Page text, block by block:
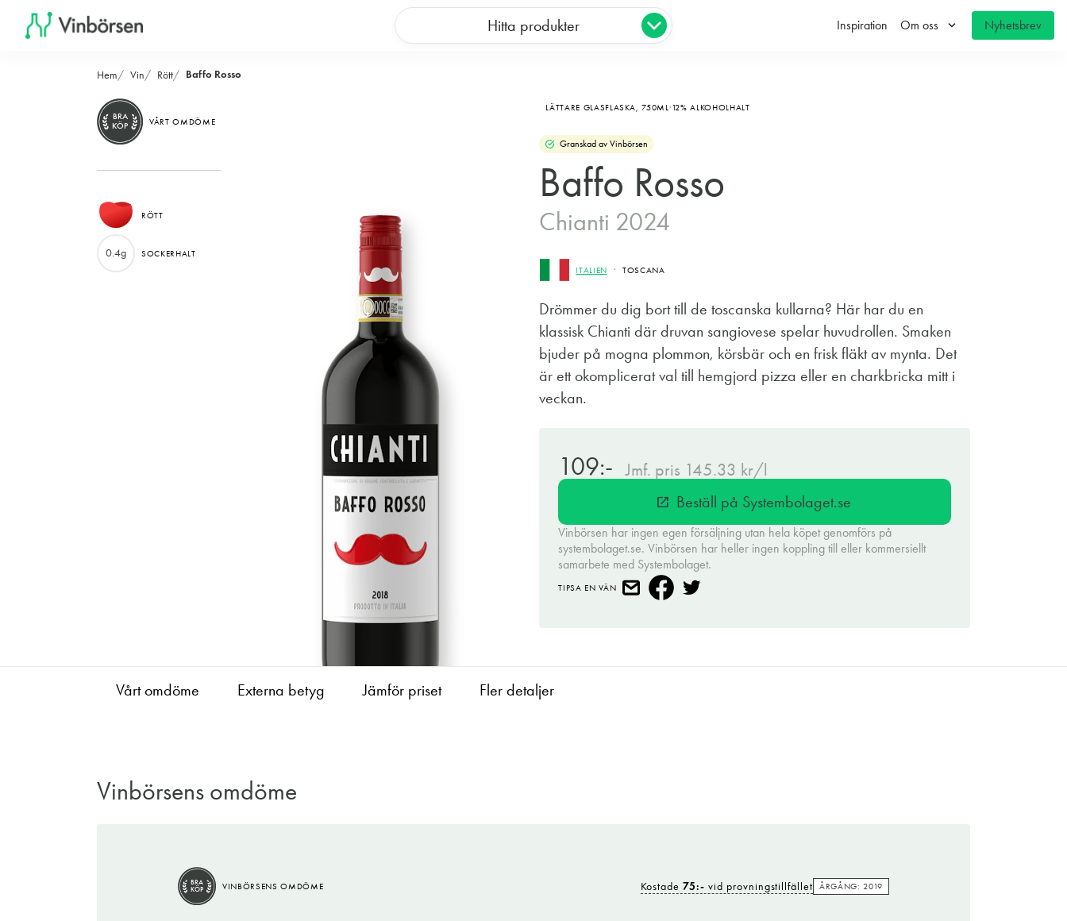
Hitta produkter Inspiration Om oss keyboard_arrow_down Nyhetsbrev
Hem Vin Rött Baffo Rosso
LÄTTARE GLASFLASKA,750ML 12% ALKOHOLHALT
Granskad av Vinbörsen
Baffo Rosso
Chianti 2024
ITALIEN TOSCANA
Drömmer du dig bort till de toscanska kullarna? Här har du en
klassisk Chianti där druvan sangiovese spelar huvudrollen. Smaken
bjuder på mogna plommon, körsbär och en frisk fläkt av mynta. Det
är ett okomplicerat val till hemgjord pizza eller en charkbricka mitt i
veckan.
BRA
KÖP
VÅRT OMDÖME
RÖTT
0.4g SOCKERHALT
109:- Jmf. pris 145.33 kr/l
open_in_new Beställ på Systembolaget.se
Vinbörsen har ingen egen försäljning utan hela köpet genomförs på
systembolaget.se. Vinbörsen har heller ingen koppling till eller kommersiellt
samarbete med Systembolaget.
TIPSA EN VÄN
Vårt omdöme Externa betyg Jämför priset Fler detaljer
Vinbörsens omdöme
BRA
KÖP
VINBÖRSENS OMDÖME Kostade75:- vid provningstillfället ÅRGÅNG: 2019